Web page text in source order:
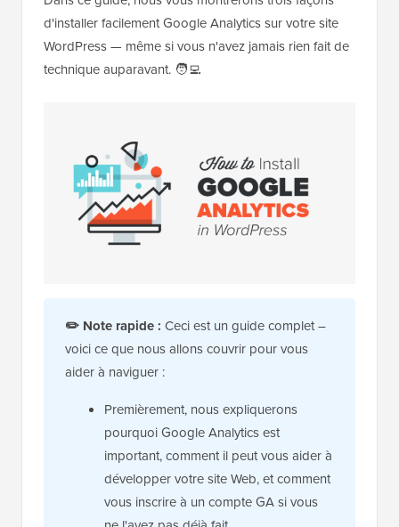
d'installer facilement Google Analytics sur votre site
WordPress — même si vous n'avez jamais rien fait de
technique auparavant. 🧑‍💻
✏️ Note rapide : Ceci est un guide complet –
voici ce que nous allons couvrir pour vous
aider à naviguer :
Premièrement, nous expliquerons
pourquoi Google Analytics est
important, comment il peut vous aider à
développer votre site Web, et comment
vous inscrire à un compte GA si vous